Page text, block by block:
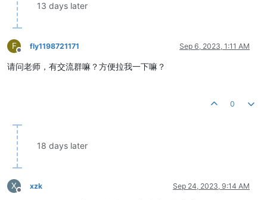
13 days later
F
Offline
fly1198721171 Sep 6, 2023, 1:11 AM
请问老师，有交流群嘛？方便拉我一下嘛？
0
18 days later
X
Offline
xzk Sep 24, 2023, 9:14 AM